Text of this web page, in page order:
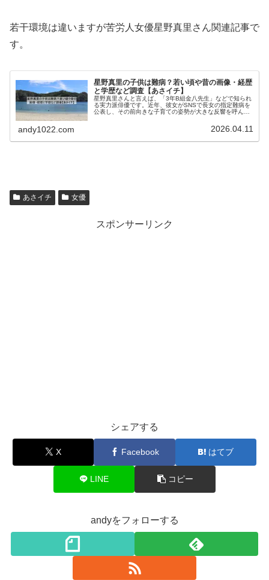
若干環境は違いますが苦労人女優星野真里さん関連記事で
す。
星野真里の子供は難病？若い頃や昔の画像・経歴
と学歴など調査【あさイチ】
星野真里さんと言えば、「3年B組金八先生」などで知られ
る実力派俳優です。近年、彼女がSNSで長女の指定難病を
公表し、その前向きな子育ての姿勢が大きな反響を呼んで
andy1022.com 2026.04.11
あさイチ 女優
スポンサーリンク
シェアする
X Facebook はてブ
LINE コピー
andyをフォローする